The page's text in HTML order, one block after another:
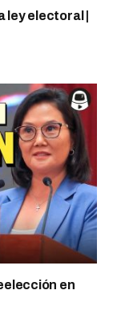
ley electoral |
en